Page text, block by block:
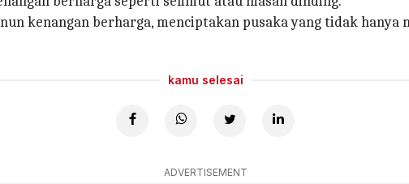
kenangan berharga, menciptakan pusaka yang tidak
kamu selesai
ADVERTISEMENT